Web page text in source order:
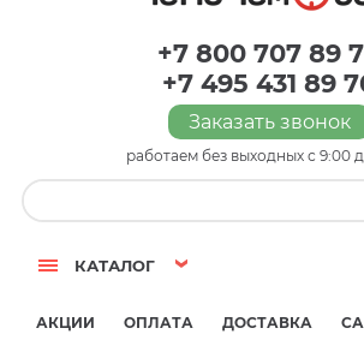
+7 800 707 89
+7 495 431 89
Заказать звонок
работаем без выходных с 9:00
КАТАЛОГ
АКЦИИ ОПЛАТА ДОСТАВКА